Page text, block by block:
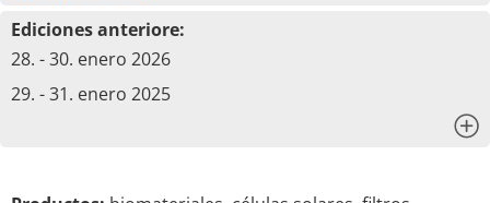
Ediciones anteriore:
28. - 30. enero 2026
29. - 31. enero 2025